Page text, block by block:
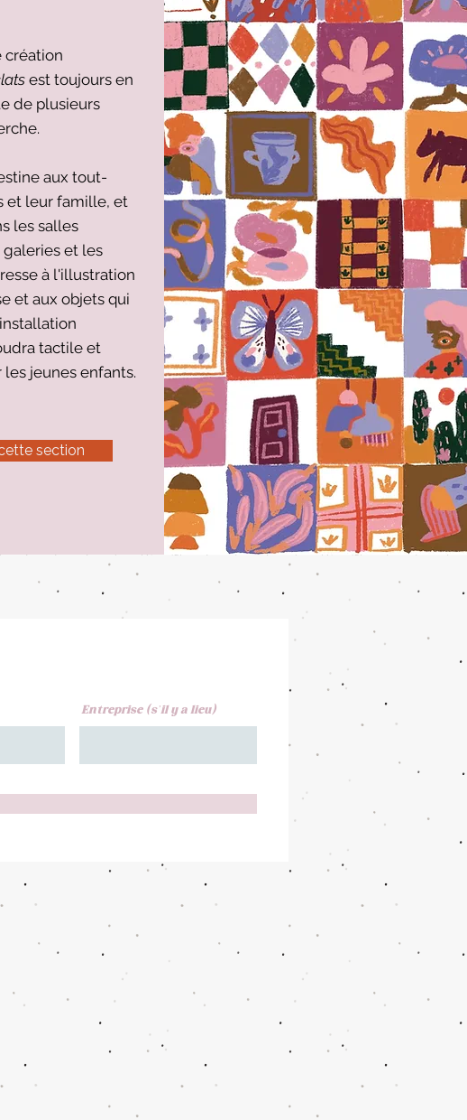
création
est toujours en
de plusieurs
aux tout-
et leur famille, et
les salles
et les
à l'illustration
et aux objets qui
tactile et
jeunes enfants.
section
Entreprise (s'il y a lieu)